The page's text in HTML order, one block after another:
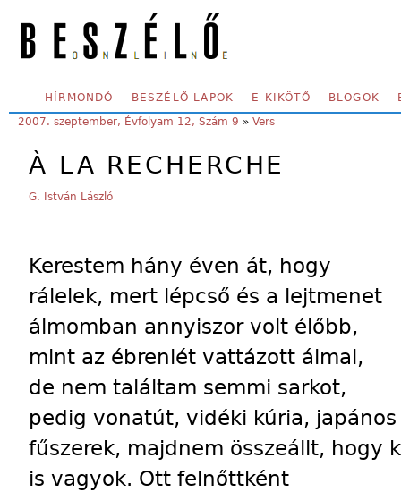
SECONDARY MENU
HÍRMONDÓ BESZÉLŐ LAPOK E-KIKÖTŐ BLOGOK
YOU ARE HERE:
2007. szeptember, Évfolyam 12, Szám 9 » Vers
À LA RECHERCHE
G. István László
Kerestem hány éven át, hogy
rálelek, mert lépcső és a lejtmenet
álmomban annyiszor volt élőbb,
mint az ébrenlét vattázott álmai,
de nem találtam semmi sarkot,
pedig vonatút, vidéki kúria, japános
fűszerek, majdnem összeállt, hogy
is vagyok. Ott felnőttként